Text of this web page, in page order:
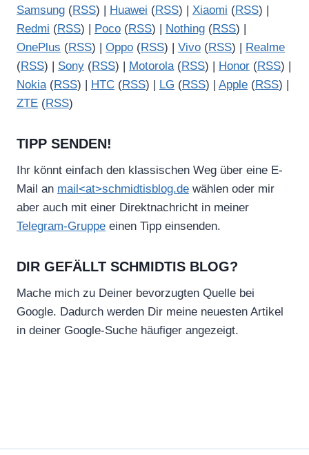
Samsung (RSS) | Huawei (RSS) | Xiaomi (RSS) |
Redmi (RSS) | Poco (RSS) | Nothing (RSS) |
OnePlus (RSS) | Oppo (RSS) | Vivo (RSS) |
Realme
(RSS) | Sony (RSS) | Motorola(RSS) | Honor (RSS) |
Nokia(RSS) | HTC (RSS) | LG (RSS) | Apple (RSS) |
ZTE (RSS)
TIPP SENDEN!
Ihr könnt einfach den klassischen Weg über eine E-
Mail an mail<at>schmidtisblog.de wählen oder mir
aber auch mit einer Direktnachricht in meiner
Telegram-Gruppe einen Tipp einsenden.
DIR GEFÄLLT SCHMIDTIS BLOG?
Mache mich zu Deiner bevorzugten Quelle bei
Google. Dadurch werden Dir meine neuesten Artikel
in deiner Google-Suche häufiger angezeigt.